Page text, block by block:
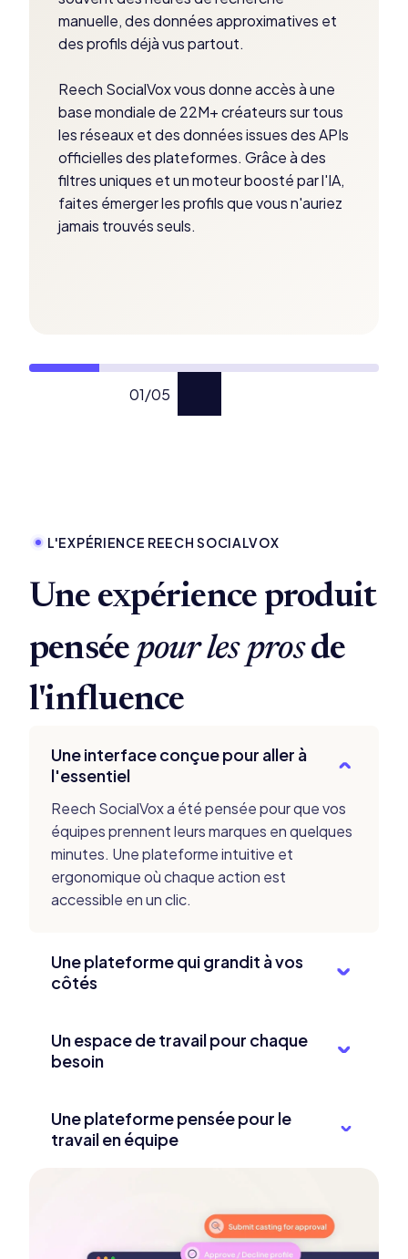
manuelle, des données approximatives et
des profils déjà vus partout.
Reech SocialVox vous donne accès à une
base mondiale de 22M+ créateurs sur tous
les réseaux et des données issues des APIs
officielles des plateformes. Grâce à des
filtres uniques et un moteur boosté par l'IA,
faites émerger les profils que vous n'auriez
jamais trouvés seuls.
01/05
L'EXPÉRIENCE REECH SOCIALVOX
Une expérience produit
pensée pourles prosde
l'influence
Une interface conçue pour aller à
l'essentiel
Reech SocialVox a été pensée pour que vos
équipesprennent leurs marques en quelques
minutes. Une plateforme intuitive et
ergonomique où chaqueaction est
accessible en un clic.
Une plateforme qui grandit à vos
côtés
modulaire :activez les fonctionnalités dont
vous avez besoin
influence grandit.
Un espace de travail pour chaque
besoin
plusieurs clients en parallèle, Reech SocialVox
s'adapte à votre structure. Organisez vos
Une plateforme pensée pour le
travail en équipe
lecture seule pour vos clients ouvotre
direction. Toutes les parties prenantes